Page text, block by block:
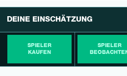
DEINE EINSCHÄTZUNG
SPIELER
KAUFEN
SPIELER